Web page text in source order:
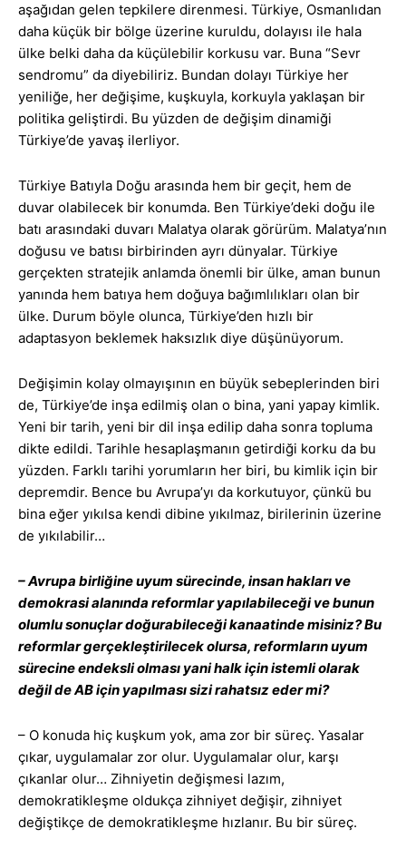
aşağıdan gelen tepkilere direnmesi. Türkiye, Osmanlıdan
daha küçük bir bölge üzerine kuruldu, dolayısı ile hala
ülke belki daha da küçülebilir korkusu var. Buna “Sevr
sendromu” da diyebiliriz. Bundan dolayı Türkiye her
yeniliğe, her değişime, kuşkuyla, korkuyla yaklaşan bir
politika geliştirdi. Bu yüzden de değişim dinamiği
Türkiye’de yavaş ilerliyor.
Türkiye Batıyla Doğu arasında hem bir geçit, hem de
duvar olabilecek bir konumda. Ben Türkiye’deki doğu ile
batı arasındaki duvarı Malatya olarak görürüm. Malatya’nın
doğusu ve batısı birbirinden ayrı dünyalar. Türkiye
gerçekten stratejik anlamda önemli bir ülke, aman bunun
yanında hem batıya hem doğuya bağımlılıkları olan bir
ülke. Durum böyle olunca, Türkiye’den hızlı bir
adaptasyon beklemek haksızlık diye düşünüyorum.
Değişimin kolay olmayışının en büyük sebeplerinden biri
de, Türkiye’de inşa edilmiş olan o bina, yani yapay kimlik.
Yeni bir tarih, yeni bir dil inşa edilip daha sonra topluma
dikte edildi. Tarihle hesaplaşmanın getirdiği korku da bu
yüzden. Farklı tarihi yorumların her biri, bu kimlik için bir
depremdir. Bence bu Avrupa’yı da korkutuyor, çünkü bu
bina eğer yıkılsa kendi dibine yıkılmaz, birilerinin üzerine
de yıkılabilir…
– Avrupa birliğine uyum sürecinde, insan hakları ve
demokrasi alanında reformlar yapılabileceği ve bunun
olumlu sonuçlar doğurabileceği kanaatinde misiniz? Bu
reformlar gerçekleştirilecek olursa, reformların uyum
sürecine endeksli olması yani halk için istemli olarak
değil de AB için yapılması sizi rahatsız eder mi?
– O konuda hiç kuşkum yok, ama zor bir süreç. Yasalar
çıkar, uygulamalar zor olur. Uygulamalar olur, karşı
çıkanlar olur… Zihniyetin değişmesi lazım,
demokratikleşme oldukça zihniyet değişir, zihniyet
değiştikçe de demokratikleşme hızlanır. Bu bir süreç.